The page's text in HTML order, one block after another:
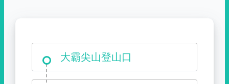
大霸尖山登山口